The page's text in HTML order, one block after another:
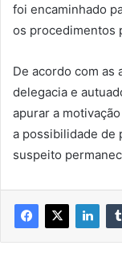
foi encaminhado
os procedimentos
De acordo com as
delegacia e
apurar a
a possibilidade de
suspeito